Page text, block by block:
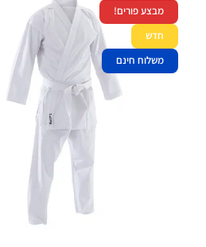
מבצע פורים!
חדש
משלוח חינם